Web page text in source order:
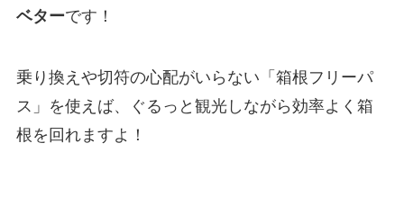
ベターです！
乗り換えや切符の心配がいらない「箱根フリーパ
ス」を使えば、ぐるっと観光しながら効率よく箱
根を回れますよ！